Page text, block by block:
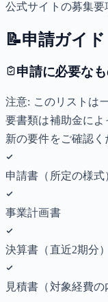
公式サイトの募集要
📝申請ガイド
申請に必要な
注意: このリストは
要書類は補助金に
新の要件をご確認く
申請書（所定の様式
事業計画書
決算書（直近2期分）
見積書（対象経費の